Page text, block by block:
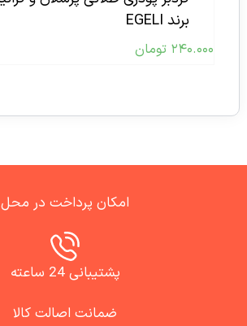
برند EGELI
۲۴۰.۰۰۰ تومان
امکان پرداخت در محل
پشتیبانی 24 ساعته
ضمانت اصالت کالا